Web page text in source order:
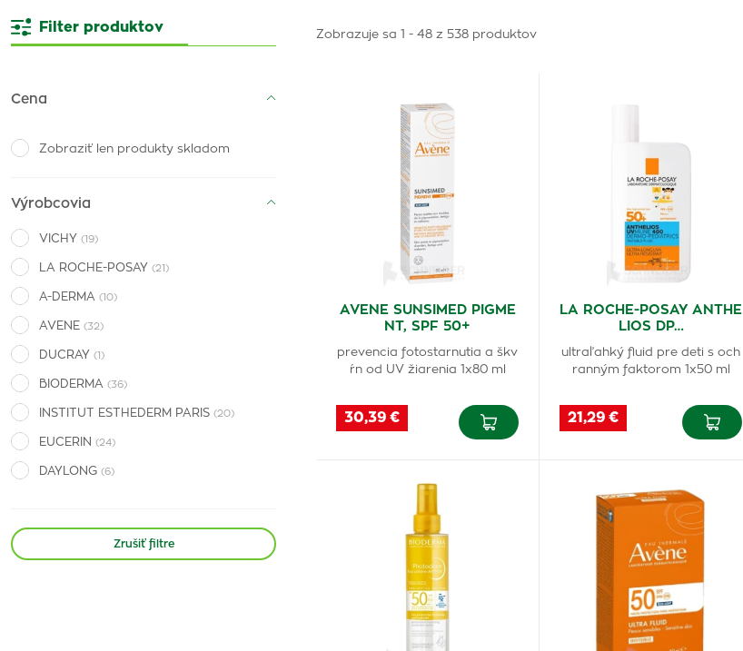
Filter produktov
Cena
Zobraziť len produkty skladom
Výrobcovia
VICHY (19)
LA ROCHE-POSAY (21)
A-DERMA (10)
AVENE (32)
DUCRAY (1)
BIODERMA (36)
INSTITUT ESTHEDERM PARIS (20)
EUCERIN (24)
DAYLONG (6)
Panthenol Omega(4)
Dr. Müller Pharma(5)
Zrušiť filtre
Zobrazuje sa 1 - 48 z 538 produktov
AVENE SUNSIMED PIGME
NT, SPF 50+
prevencia fotostarnutia a škv
ŕn od UV žiarenia 1x80 ml
30,39 €
LA ROCHE-POSAY ANTHE
LIOS DP…
ultraľahký fluid pre deti s och
ranným faktorom 1x50 ml
21,29 €